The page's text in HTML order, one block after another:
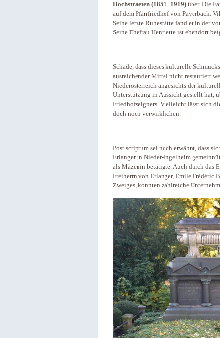
Hochstraeten (1851–1919) über. Die
auf dem Pfarrfriedhof von Payerbach.
Seine letzte Ruhestätte fand er in der
Seine Ehefrau Henriette ist ebendort
Schade, dass dieses kulturelle
ausreichender Mittel nicht restauriert
Niederösterreich angesichts der
Unterstützung in Aussicht gestellt hat,
Friedhofseigners. Vielleicht lässt sich
doch noch verwirklichen.
Post scriptum sei noch erwähnt, dass
Erlanger in Nieder-Ingelheim
als Mäzenin betätigte. Auch durch das
Freiherrn von Erlanger, Emile Frédéric
Zweiges, konnten zahlreiche